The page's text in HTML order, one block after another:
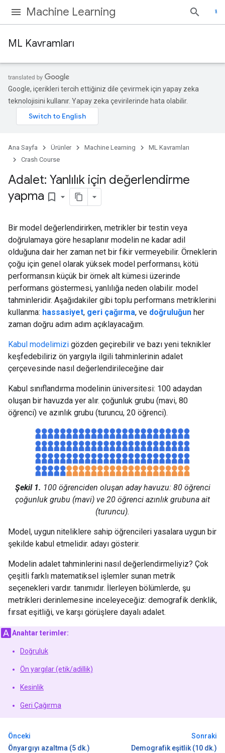
Machine Learning
ML Kavramları
Google, içerikleri tercih ettiğiniz dile çevirmek için yapay zeka
teknolojisini kullanır. Yapay zeka çevirilerinde hata olabilir.
Ana Sayfa Ürünler Machine Learning
ML Kavramları
Crash Course
Adalet: Yanlılık için değerlendirme
yapma bookmark_border
Bir model değerlendirirken, metrikler bir testin veya
doğrulamaya göre hesaplanır modelin ne kadar adil
olduğuna dair her zaman net bir fikir vermeyebilir. Örneklerin
çoğu için genel olarak yüksek model performansı, kötü
performansın küçük bir örnek alt kümesi üzerinde
performans göstermesi, yanlılığa neden olabilir. model
tahminleridir. Aşağıdakiler gibi toplu performans metriklerini
kullanma: hassasiyet, geri çağırma, ve doğruluğun her
zaman doğru adım adım açıklayacağım.
Kabul modelimizi gözden geçirebilir ve bazı yeni teknikler
keşfedebiliriz ön yargıyla ilgili tahminlerinin adalet
çerçevesinde nasıl değerlendirileceğine dair
Kabul sınıflandırma modelinin üniversitesi: 100 adaydan
oluşan bir havuzda yer alır. çoğunluk grubu (mavi, 80
öğrenci) ve azınlık grubu (turuncu, 20 öğrenci).
Şekil 1. 100 öğrenciden oluşan aday havuzu: 80 öğrenci
çoğunluk grubu (mavi) ve 20 öğrenci azınlık grubuna ait
(turuncu).
Model, uygun niteliklere sahip öğrencileri yasalara uygun bir
şekilde kabul etmelidir. adayı gösterir.
Modelin adalet tahminlerini nasıl değerlendirmeliyiz? Çok
çeşitli farklı matematiksel işlemler sunan metrik
seçenekleri vardır. tanımıdır. İlerleyen bölümlerde, şu
metrikleri derinlemesine inceleyeceğiz: demografik denklik,
fırsat eşitliği, ve karşı görüşlere dayalı adalet.
Anahtar terimler:
Doğruluk
Ön yargılar (etik/adillik)
Kesinlik
Geri Çağırma
Önceki
Önyargıyı azaltma (5 dk.)
Sonraki
Demografik eşitlik (10 dk.)